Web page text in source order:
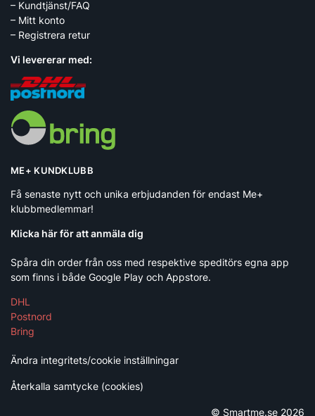
– Kundtjänst/FAQ
– Mitt konto
– Registrera retur
Vi levererar med:
ME+ KUNDKLUBB
Få senaste nytt och unika erbjudanden för endast Me+
klubbmedlemmar!
Klicka här för att anmäla dig
Spåra din order från oss med respektive speditörs egna app
som finns i både Google Play och Appstore.
DHL
Postnord
Bring
Ändra integritets/cookie inställningar
Återkalla samtycke (cookies)
© Smartme.se 2026